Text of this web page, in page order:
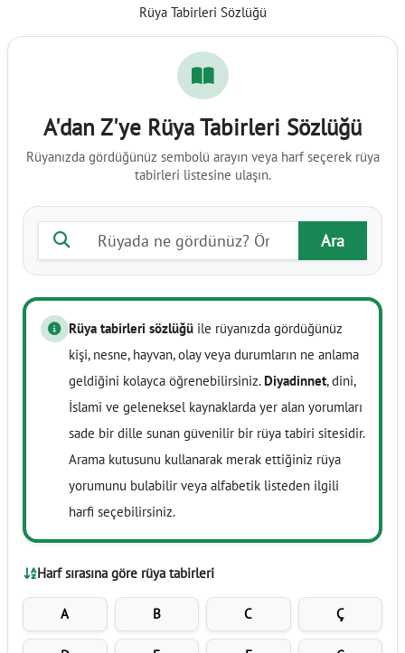
Rüya Tabirleri Sözlüğü
A'dan Z'ye Rüya Tabirleri Sözlüğü
Rüyanızda gördüğünüz sembolü arayın veya harf seçerek rüya
tabirleri listesine ulaşın.
Rüya tabiri ara
Ara
Rüya tabirleri sözlüğü ile rüyanızda gördüğünüz
kişi, nesne, hayvan, olay veya durumların ne anlama
geldiğini kolayca öğrenebilirsiniz. Diyadinnet, dini,
İslami ve geleneksel kaynaklarda yer alan yorumları
sade bir dille sunan güvenilir bir rüya tabiri sitesidir.
Arama kutusunu kullanarak merak ettiğiniz rüya
yorumunu bulabilir veya alfabetik listeden ilgili
harfi seçebilirsiniz.
Harf sırasına göre rüya tabirleri
A B C Ç